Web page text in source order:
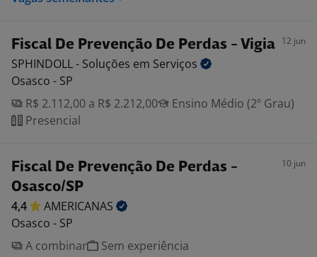
Fiscal De Prevenção De Perdas - Vigia 12 jun
SPHINDOLL - Soluções em Serviços
Osasco - SP
R$ 2.112,00 a R$ 2.212,00
Ensino Médio (2º Grau)
Presencial
Fiscal De Prevenção De Perdas -
Osasco/SP
10 jun
4,4
AMERICANAS
Osasco - SP
A combinar
Sem experiência